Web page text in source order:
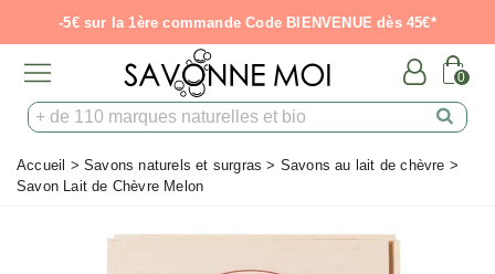
-5€ sur la 1ère commande Code BIENVENUE dès 45€*
0
Accueil > Savons naturels et surgras > Savons au lait de chèvre >
Savon Lait de Chèvre Melon